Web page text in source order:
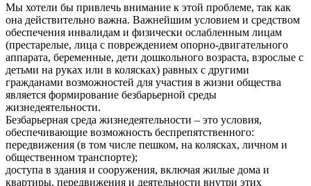
Мы хотели бы привлечь внимание к этой проблеме, так как
она действительно важна. Важнейшим условием и средством
обеспечения инвалидам и физически ослабленным лицам
(престарелые, лица с повреждением опорно-двигательного
аппарата, беременные, дети дошкольного возраста, взрослые с
детьми на руках или в колясках) равных с другими
гражданами возможностей для участия в жизни общества
является формирование безбарьерной среды
жизнедеятельности.
Безбарьерная среда жизнедеятельности – это условия,
обеспечивающие возможность беспрепятственного:
передвижения (в том числе пешком, на колясках, личном и
общественном транспорте);
доступа в здания и сооружения, включая жилые дома и
квартиры, передвижения и деятельности внутри этих